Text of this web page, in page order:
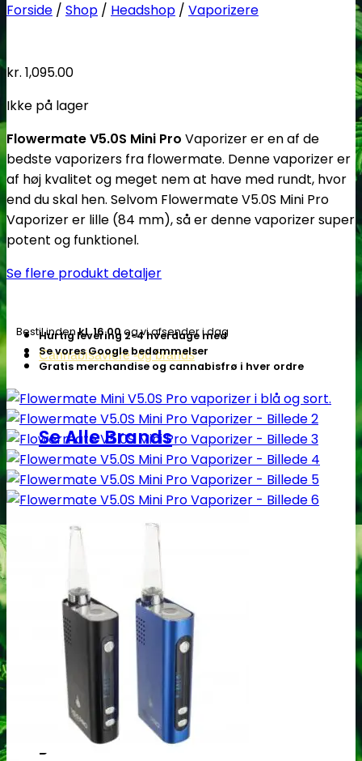
Cannabisavlere -og brands
Se Alle Brands
Ace Seeds
Advanced Seeds
Atlas Seeds
Azure CBD Co.
B
Forside / Shop / Headshop / Vaporizere
kr. 1,095.00
Ikke på lager
Flowermate V5.0S Mini Pro Vaporizer er en af de
bedste vaporizers fra flowermate. Denne vaporizer er
af høj kvalitet og meget nem at have med rundt, hvor
end du skal hen. Selvom Flowermate V5.0S Mini Pro
Vaporizer er lille (84 mm), så er denne vaporizer super
potent og funktionel.
Se flere produkt detaljer
Bestil indenkl. 16.00og vi afsender i dag
Hurtig levering 2-4 hverdage med
Se vores Google bedømmelser
Gratis merchandise og cannabisfrø i hver ordre